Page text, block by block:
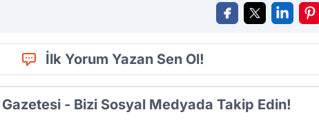
İlk Yorum Yazan Sen Ol!
- Bizi Sosyal Medyada Takip Edin!